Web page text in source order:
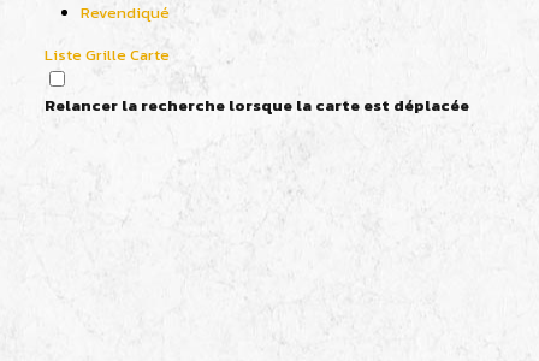
Revendiqué
ListeGrilleCarte
Relancer la recherche lorsque la carte est déplacée